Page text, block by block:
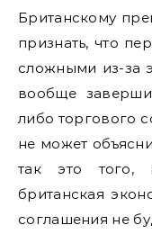
Британскому
признать, что
сложными из-за
вообще
либо торгового
не может
так это того,
британская
соглашения не